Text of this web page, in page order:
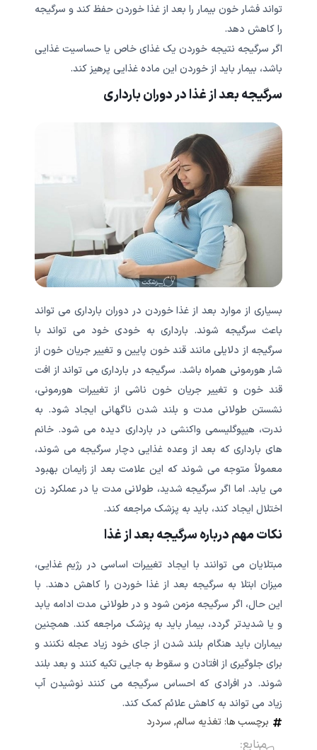
تواند فشار خون بیمار را بعد از غذا خوردن حفظ کند و سرگیجه
را کاهش دهد.
اگر سرگیجه نتیجه خوردن یک غذای خاص یا حساسیت غذایی
باشد، بیمار باید از خوردن این ماده غذایی پرهیز کند.
سرگیجه بعد از غذا در دوران بارداری
بسیاری از موارد بعد از غذا خوردن در دوران بارداری می تواند
باعث سرگیجه شوند. بارداری به خودی خود می تواند با
سرگیجه از دلایلی مانند قند خون پایین و تغییر جریان خون از
شار هورمونی همراه باشد. سرگیجه در بارداری می تواند از افت
قند خون و تغییر جریان خون ناشی از تغییرات هورمونی،
نشستن طولانی مدت و بلند شدن ناگهانی ایجاد شود. به
ندرت، هیپوگلیسمی واکنشی در بارداری دیده می شود. خانم
های بارداری که بعد از وعده غذایی دچار سرگیجه می شوند،
معمولاً متوجه می شوند که این علامت بعد از زایمان بهبود
می یابد. اما اگر سرگیجه شدید، طولانی مدت یا در عملکرد زن
اختلال ایجاد کند، باید به پزشک مراجعه کند.
نکات مهم درباره سرگیجه بعد از غذا
مبتلایان می توانند با ایجاد تغییرات اساسی در رژیم غذایی،
میزان ابتلا به سرگیجه بعد از غذا خوردن را کاهش دهند. با
این حال، اگر سرگیجه مزمن شود و در طولانی مدت ادامه یابد
و یا شدیدتر گردد، بیمار باید به پزشک مراجعه کند. همچنین
بیماران باید هنگام بلند شدن از جای خود زیاد عجله نکنند و
برای جلوگیری از افتادن و سقوط به جایی تکیه کنند و بعد بلند
شوند. در افرادی که احساس سرگیجه می کنند نوشیدن آب
زیاد می تواند به کاهش علائم کمک کند.
برچسب ها: تغذیه سالم, سردرد
منابع:
بهترین پزشک و مشاور رو بهت متصل میکنیم!
دریافت مشاوره پزشکی
دریافت مشاوره روانشناسی